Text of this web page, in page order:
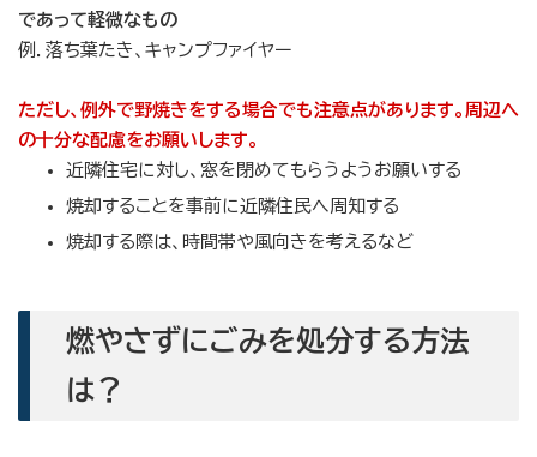
であって軽微なもの
例．落ち葉たき、キャンプファイヤー
ただし、例外で野焼きをする場合でも注意点があります。周辺へ
の十分な配慮をお願いします。
近隣住宅に対し、窓を閉めてもらうようお願いする
焼却することを事前に近隣住民へ周知する
焼却する際は、時間帯や風向きを考えるなど
燃やさずにごみを処分する方法
は？